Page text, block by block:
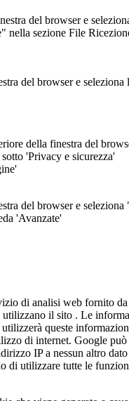
del browser e
nella sezione File
del browser e
della finestra del
'Privacy e sicurezza'
del browser e
'Avanzate'
di analisi web fornito
il sito . Le
queste
di internet. Google
IP a nessun altro
di utilizzare tutte le